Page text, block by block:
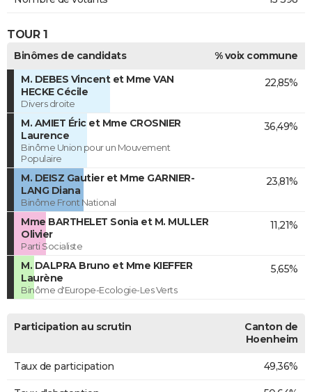
TOUR 1
Binômes de candidats
% voix commune
M. DEBES Vincent et Mme VAN
HECKE Cécile
Divers droite
22,85%
M. AMIET Éric et Mme CROSNIER
Laurence
Binôme Union pour un Mouvement
Populaire
36,49%
M. DEISZ Gautier et Mme GARNIER-
LANG Diana
Binôme Front National
23,81%
Mme BARTHELET Sonia et M. MULLER
Olivier
Parti Socialiste
11,21%
M. DALPRA Bruno et Mme KIEFFER
Laurène
Binôme d'Europe-Ecologie-Les Verts
5,65%
Participation au scrutin
Canton de
Hoenheim
Taux de participation 49,36%